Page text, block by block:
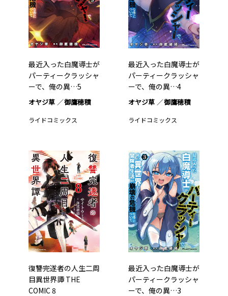
最近入った白魔導士が
パーティークラッシャ
ーで、俺の異…5
オヤジ草 御鷹穂積
ライドコミックス
最近入った白魔導士が
パーティークラッシャ
ーで、俺の異…4
オヤジ草 御鷹穂積
ライドコミックス
復讐完遂者の人生二周
目異世界譚 THE
COMIC 8
最近入った白魔導士が
パーティークラッシャ
ーで、俺の異…3